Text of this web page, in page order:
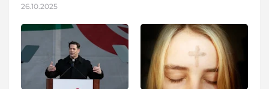
26.10.2025